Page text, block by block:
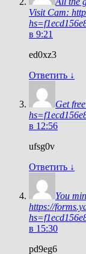
Visit Cam:
в 9:21
ed0xz3
Ответить ↓
Get
в 12:56
ufsg0v
Ответить ↓
You
https://
в 15:30
pd9eg6